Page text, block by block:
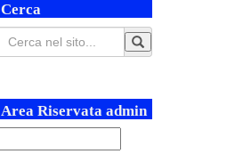
Cerca
Area Riservata admin